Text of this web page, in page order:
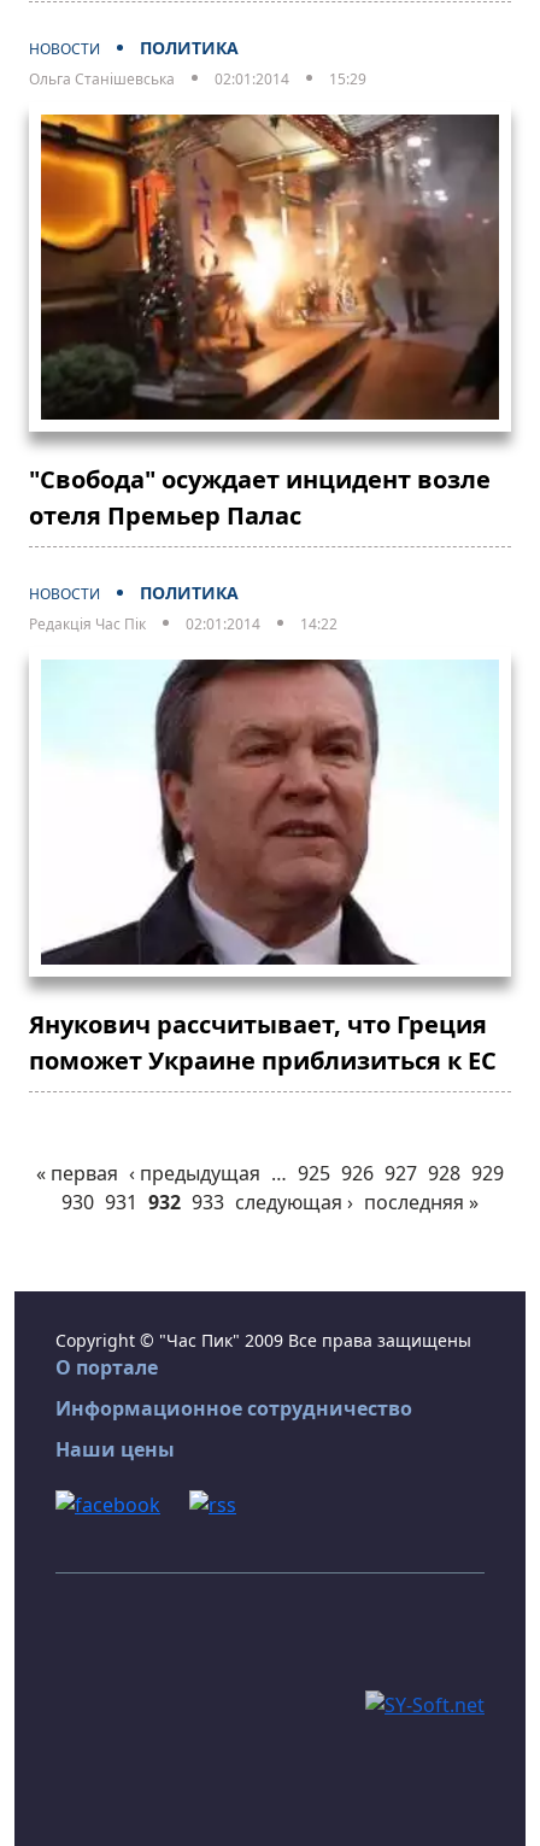
НОВОСТИ ПОЛИТИКА
Ольга Станішевська 02:01:2014 15:29
"Свобода" осуждает инцидент возле
отеля Премьер Палас
НОВОСТИ ПОЛИТИКА
Редакція Час Пік 02:01:2014 14:22
Янукович рассчитывает, что Греция
поможет Украине приблизиться к ЕС
« первая ‹ предыдущая … 925 926 927 928 929
930 931 932 933 следующая › последняя »
Copyright © "Час Пик" 2009 Все права защищены
О портале
Информационное сотрудничество
Наши цены